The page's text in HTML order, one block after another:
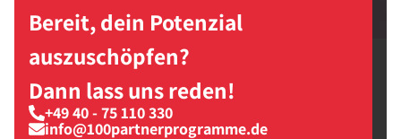
Bereit, dein Potenzial
auszuschöpfen?
Dann lass uns reden!
+49 40 - 75 110 330
info@100partnerprogramme.de